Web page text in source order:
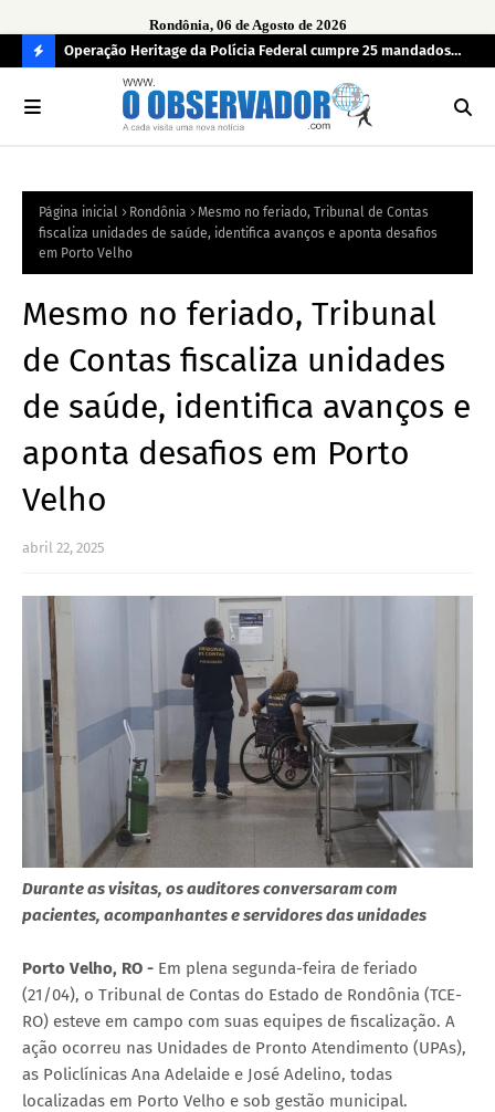
Rondônia, 06 de Agosto de 2026
O
R
A
Operação Heritage da Polícia Federal cumpre 25 mandados
em Mato Grosso, São Paulo, Rondônia e Ceará
Página inicial Rondônia
Mesmo no feriado, Tribunal de Contas
fiscaliza unidades de saúde, identifica avanços e aponta desafios
em Porto Velho
Mesmo no feriado, Tribunal
de Contas fiscaliza unidades
de saúde, identifica avanços e
aponta desafios em Porto
Velho
abril 22, 2025
Durante as visitas, os auditores conversaram com
pacientes, acompanhantes e servidores das unidades
Porto Velho, RO - Em plena segunda-feira de feriado
(21/04), o Tribunal de Contas do Estado de Rondônia (TCE-
RO) esteve em campo com suas equipes de fiscalização. A
ação ocorreu nas Unidades de Pronto Atendimento (UPAs),
as Policlínicas Ana Adelaide e José Adelino, todas
localizadas em Porto Velho e sob gestão municipal.